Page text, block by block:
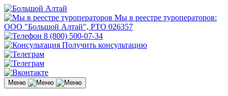
Мы в реестре туроператоров:
ООО "Большой Алтай", РТО 026357
8 (800) 500-07-34
Получить консультацию
Меню